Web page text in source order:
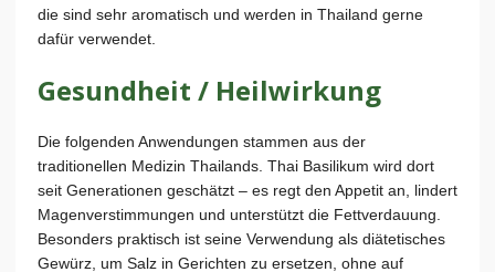
die sind sehr aromatisch und werden in Thailand gerne
dafür verwendet.
Gesundheit / Heilwirkung
Die folgenden Anwendungen stammen aus der
traditionellen Medizin Thailands. Thai Basilikum wird dort
seit Generationen geschätzt – es regt den Appetit an, lindert
Magenverstimmungen und unterstützt die Fettverdauung.
Besonders praktisch ist seine Verwendung als diätetisches
Gewürz, um Salz in Gerichten zu ersetzen, ohne auf